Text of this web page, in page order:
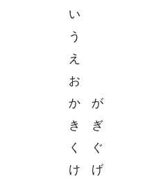
い
う
え
お
か
が
き
ぎ
く
ぐ
け
げ